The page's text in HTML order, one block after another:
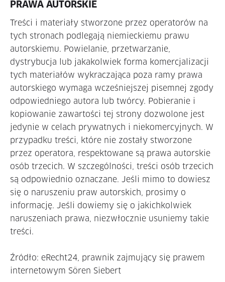
PRAWA AUTORSKIE
Treści i materiały stworzone przez operatorów na
tych stronach podlegają niemieckiemu prawu
autorskiemu. Powielanie, przetwarzanie,
dystrybucja lub jakakolwiek forma komercjalizacji
tych materiałów wykraczająca poza ramy prawa
autorskiego wymaga wcześniejszej pisemnej zgody
odpowiedniego autora lub twórcy. Pobieranie i
kopiowanie zawartości tej strony dozwolone jest
jedynie w celach prywatnych i niekomercyjnych. W
przypadku treści, które nie zostały stworzone
przez operatora, respektowane są prawa autorskie
osób trzecich. W szczególności, treści osób trzecich
są odpowiednio oznaczane. Jeśli mimo to dowiesz
się o naruszeniu praw autorskich, prosimy o
informację. Jeśli dowiemy się o jakichkolwiek
naruszeniach prawa, niezwłocznie usuniemy takie
treści.
Źródło: eRecht24, prawnik zajmujący się prawem
internetowym Sören Siebert